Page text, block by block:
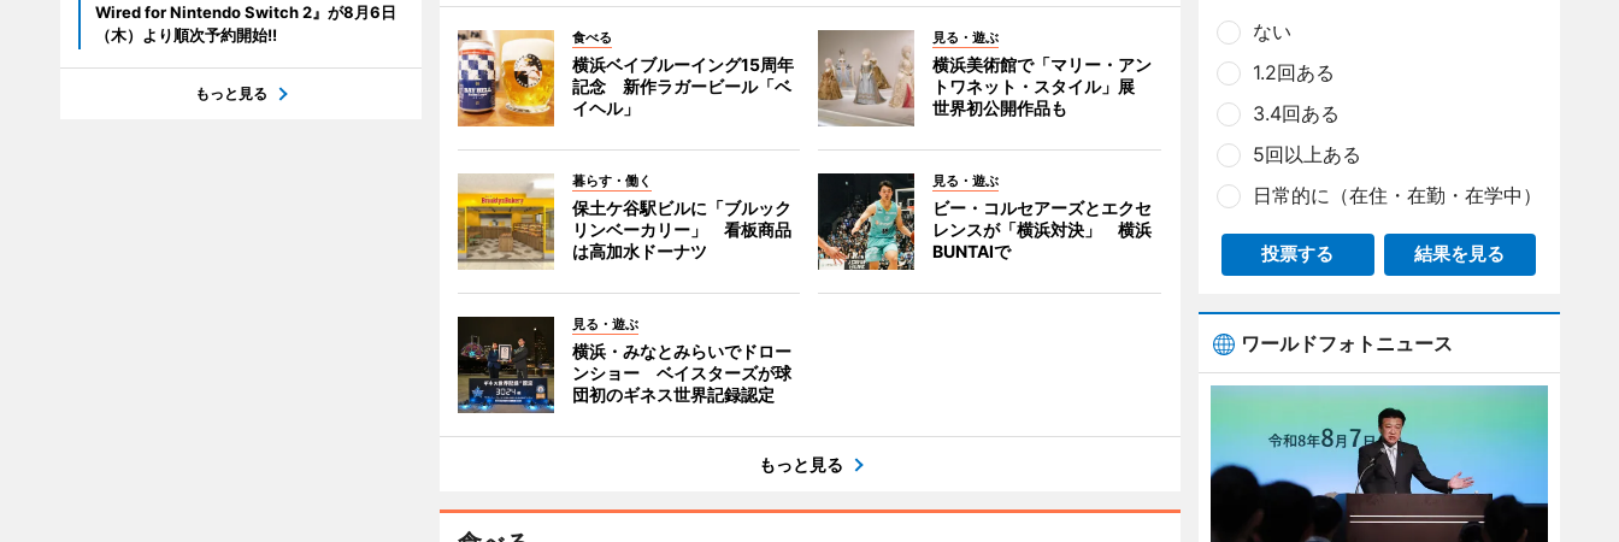
食べる
横浜ベイブルーイング15周年
記念 新作ラガービール「ベ
イヘル」
見る・遊ぶ
横浜美術館で「マリー・アン
トワネット・スタイル」展
世界初公開作品も
暮らす・働く
保土ケ谷駅ビルに「ブルック
リンベーカリー」 看板商品
は高加水ドーナツ
見る・遊ぶ
ビー・コルセアーズとエクセ
レンスが「横浜対決」 横浜
BUNTAIで
見る・遊ぶ
横浜・みなとみらいでドロー
ンショー ベイスターズが球
団初のギネス世界記録認定
もっと見る
Wired for Nintendo Switch 2』が8月6日
（木）より順次予約開始!!
もっと見る
ない
1.2回ある
3.4回ある
5回以上ある
日常的に（在住・在勤・在学中）
投票する 結果を見る
ワールドフォトニュース